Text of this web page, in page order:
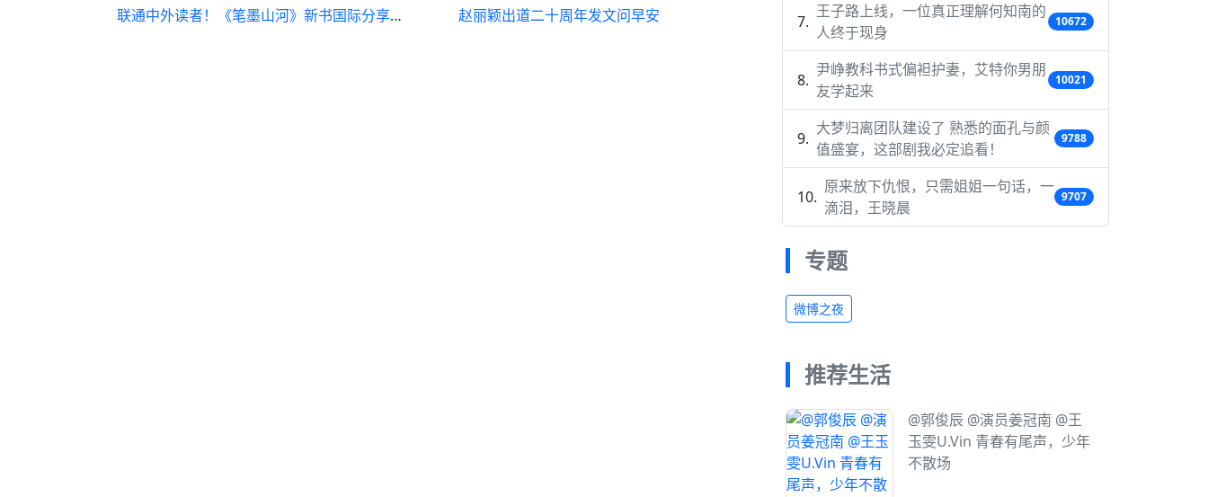
联通中外读者！《笔墨山河》新书国际分享会在陕图启幕
赵丽颖出道二十周年发文问早安
王子路上线，一位真正理解何知南的
人终于现身
10672
尹峥教科书式偏袒护妻，艾特你男朋
友学起来
10021
大梦归离团队建设了 熟悉的面孔与颜
值盛宴，这部剧我必定追看！
9788
原来放下仇恨，只需姐姐一句话，一
滴泪，王晓晨
9707
专题
微博之夜
推荐生活
@郭俊辰 @演员姜冠南 @王
玉雯U.Vin 青春有尾声，少年
不散场